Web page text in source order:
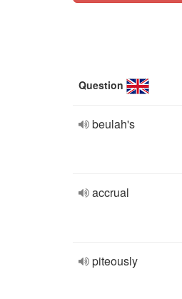
Question
beulah's
accrual
piteously